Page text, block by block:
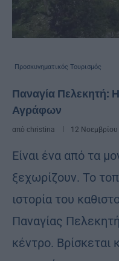
Προσκυνηματικός Τουρισμός
Παναγία Πελεκητή:
Αγράφων
από christina 12
Είναι ένα από τα
ξεχωρίζουν. Το
ιστορία του
Παναγίας
κέντρο. Βρίσκεται